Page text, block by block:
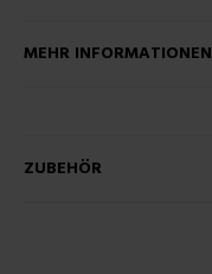
MEHR INFORMATIONEN
ZUBEHÖR